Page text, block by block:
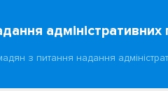
з питання надання